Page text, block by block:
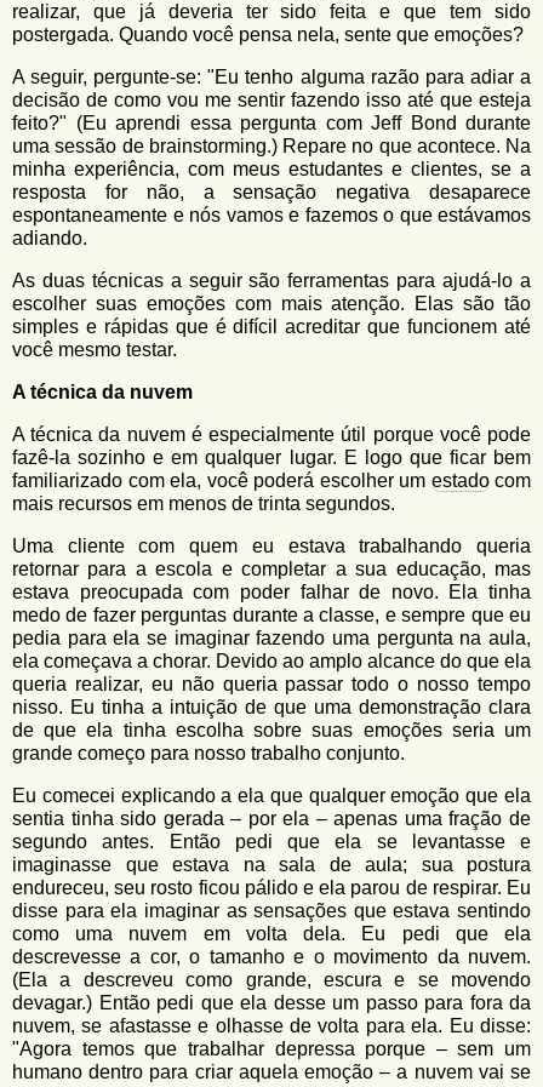
realizar, que já deveria ter sido feita e que tem sido
postergada. Quando você pensa nela, sente que emoções?
A seguir, pergunte-se: "Eu tenho alguma razão para adiar a
decisão de como vou me sentir fazendo isso até que esteja
feito?" (Eu aprendi essa pergunta com Jeff Bond durante
uma sessão de brainstorming.) Repare no que acontece. Na
minha experiência, com meus estudantes e clientes, se a
resposta for não, a sensação negativa desaparece
espontaneamente e nós vamos e fazemos o que estávamos
adiando.
As duas técnicas a seguir são ferramentas para ajudá-lo a
escolher suas emoções com mais atenção. Elas são tão
simples e rápidas que é difícil acreditar que funcionem até
você mesmo testar.
A técnica da nuvem
A técnica da nuvem é especialmente útil porque você pode
fazê-la sozinho e em qualquer lugar. E logo que ficar bem
familiarizado com ela, você poderá escolher um estadocom
mais recursos em menos de trinta segundos.
Uma cliente com quem eu estava trabalhando queria
retornar para a escola e completar a sua educação, mas
estava preocupada com poder falhar de novo. Ela tinha
medo de fazer perguntas durante a classe, e sempre que eu
pedia para ela se imaginar fazendo uma pergunta na aula,
ela começava a chorar. Devido ao amplo alcance do que ela
queria realizar, eu não queria passar todo o nosso tempo
nisso. Eu tinha a intuição de que uma demonstração clara
de que ela tinha escolha sobre suas emoções seria um
grande começo para nosso trabalho conjunto.
Eu comecei explicando a ela que qualquer emoção que ela
sentia tinha sido gerada – por ela – apenas uma fração de
segundo antes. Então pedi que ela se levantasse e
imaginasse que estava na sala de aula; sua postura
endureceu, seu rosto ficou pálido e ela parou de respirar. Eu
disse para ela imaginar as sensações que estava sentindo
como uma nuvem em volta dela. Eu pedi que ela
descrevesse a cor, o tamanho e o movimento da nuvem.
(Ela a descreveu como grande, escura e se movendo
devagar.) Então pedi que ela desse um passo para fora da
nuvem, se afastasse e olhasse de volta para ela. Eu disse:
"Agora temos que trabalhar depressa porque – sem um
humano dentro para criar aquela emoção – a nuvem vai se